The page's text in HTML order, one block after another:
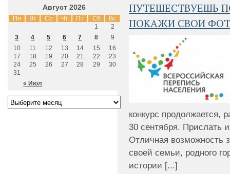
ПУТЕШЕСТВУЕШЬ
ПОКАЖИ СВОИ
конкурс продолжается,
30 сентября. Прислать
Отличная возможность
своей семьи, родного
истории [...]
Август 2026
Пн Вт Ср Чт Пт Сб Вс
« Июл
1
2
3
4 5 6 7 8
9
10
11 12 13 14 15
16
17
18 19 20 21 22
23
24
25 26 27 28 29
30
31